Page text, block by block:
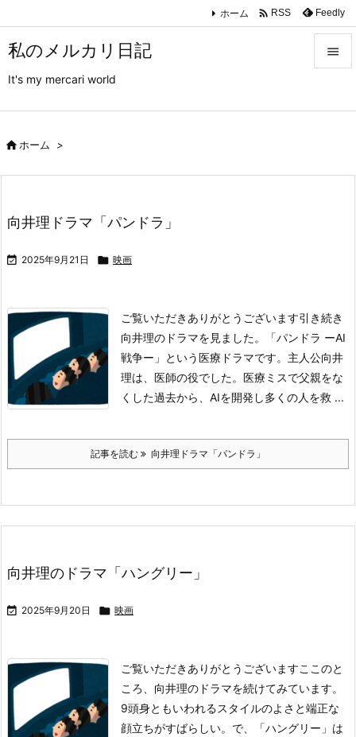
私のメルカリ日記
It's my mercari world

ホーム  RSS Feedly
ホーム >
向井理ドラマ「パンドラ」
 2025年9月21日  映画
ご覧いただきありがとうございます引き続き
向井理のドラマを見ました。
「パンドラ ーAI
戦争ー」という医療ドラマです。 主人公向井
理は、医師の役でした。 医療ミスで父親をな
くした過去から、AIを開発し多くの人を救 ...
記事を読む 向井理ドラマ「パンドラ」
向井理のドラマ「ハングリー」
 2025年9月20日  映画
ご覧いただきありがとうございますここのと
ころ、向井理のドラマを続けてみています。
9頭身ともいわれるスタイルのよさと端正な
顔立ちがすばらしい。 で、「ハングリー」は